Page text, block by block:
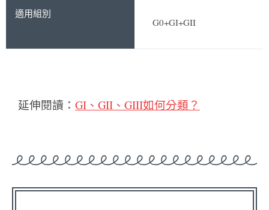
G0+GI+GII
延伸閱讀： GI、GII、GIII如何分類？